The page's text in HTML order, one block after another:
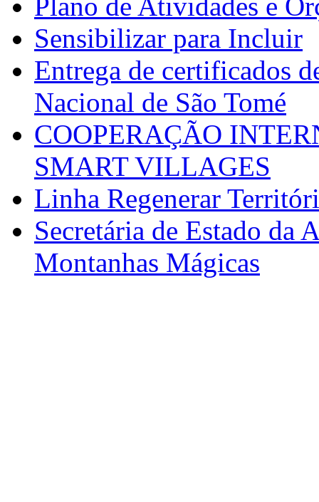
Sensibilizar para Incluir
Entrega de certificados
Nacional de São Tomé
COOPERAÇÃO
SMART VILLAGES
Linha Regenerar
Secretária de Estado da
Montanhas Mágicas